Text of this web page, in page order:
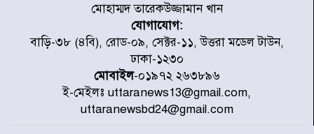
মাতারবাড়ী পৌঁছে নির্ধারিত কর্মসূচিতে
যোগ দিয়েছেন প্রধানমন্ত্রী
জাতীয় সাংবাদিক সংস্থার পিরোজপুর
জেলা কমিটি অনুমোদন
মোহাম্মদ তারেকউজ্জামান খান
যোগাযোগ:
বাড়ি-৩৮ (৪বি), রোড-০৯, সেক্টর-১১, উত্তরা মডেল টাউন,
ঢাকা-১২৩০
মোবাইল-০১৯৭২ ২৬৩৮৯৬
ই-মেইলঃ uttaranews13@gmail.com,
uttaranewsbd24@gmail.com